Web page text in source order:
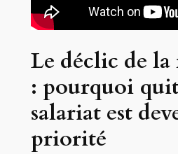
Le déclic de
: pourquoi
salariat est
priorité